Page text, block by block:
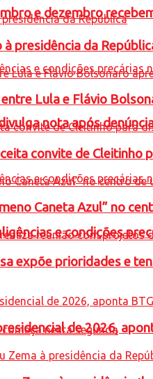
e dezembro
nota após
e condições
presidência da
entre Lula e Flávio
convite de Cleitinho
Caneta Azul” no
expõe prioridades e
de 2026,